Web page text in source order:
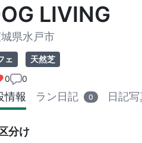
LIVING
県水戸市
ェ
天然芝
0
0
情報 ラン日記 0 日記
区分け